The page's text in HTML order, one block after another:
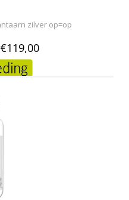
zilver op=op
€119,00